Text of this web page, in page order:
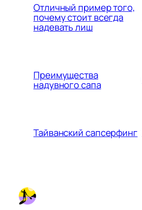
Отличный пример того,
почему стоит всегда
надевать лиш
Преимущества
надувного сапа
Тайванский сапсерфинг